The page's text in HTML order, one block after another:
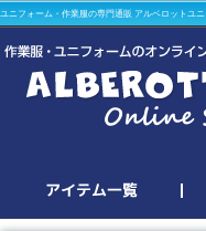
ユニフォーム・作業服の専門通販 アルベロットユニ